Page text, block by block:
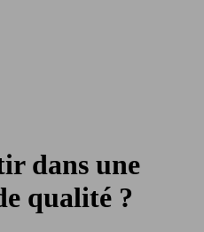
dans une
qualité ?